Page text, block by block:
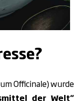
Officinale) wurde
der Welt“